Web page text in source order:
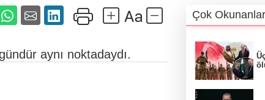
aynı noktadaydı.
Çok Okunanlar